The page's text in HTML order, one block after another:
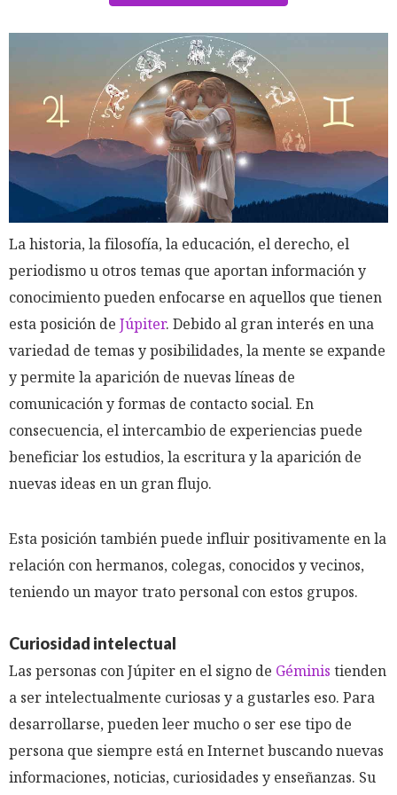
La historia, la filosofía, la educación, el derecho, el
periodismo u otros temas que aportan información y
conocimiento pueden enfocarse en aquellos que tienen
esta posición de Júpiter. Debido al gran interés en una
variedad de temas y posibilidades, la mente se expande
y permite la aparición de nuevas líneas de
comunicación y formas de contacto social. En
consecuencia, el intercambio de experiencias puede
beneficiar los estudios, la escritura y la aparición de
nuevas ideas en un gran flujo.
Esta posición también puede influir positivamente en la
relación con hermanos, colegas, conocidos y vecinos,
teniendo un mayor trato personal con estos grupos.
Curiosidad intelectual
Las personas con Júpiter en el signo de Géminis tienden
a ser intelectualmente curiosas y a gustarles eso. Para
desarrollarse, pueden leer mucho o ser ese tipo de
persona que siempre está en Internet buscando nuevas
informaciones, noticias, curiosidades y enseñanzas. Su